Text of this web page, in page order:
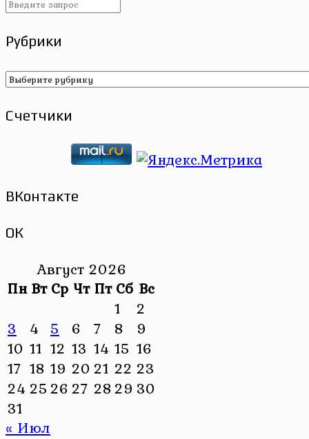
Рубрики
Рубрики
Счетчики
ВКонтакте
ОК
Август 2026
Пн Вт Ср Чт Пт Сб Вс
1
2
3
4 5 6 7 8
9
10 11 12 13 14 15 16
17 18 19 20 21 22 23
24 2526 27 2829 30
31
« Июл